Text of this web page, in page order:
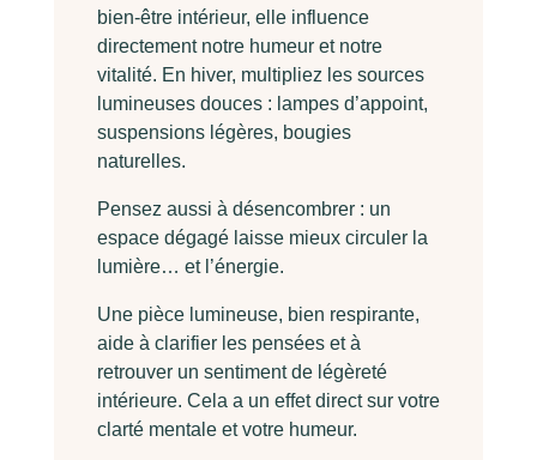
bien-être intérieur, elle influence
directement notre humeur et notre
vitalité. En hiver, multipliez les sources
lumineuses douces : lampes d’appoint,
suspensions légères, bougies
naturelles.
Pensez aussi à désencombrer : un
espace dégagé laisse mieux circuler la
lumière… et l’énergie.
Une pièce lumineuse, bien respirante,
aide à clarifier les pensées et à
retrouver un sentiment de légèreté
intérieure. Cela a un effet direct sur votre
clarté mentale et votre humeur.